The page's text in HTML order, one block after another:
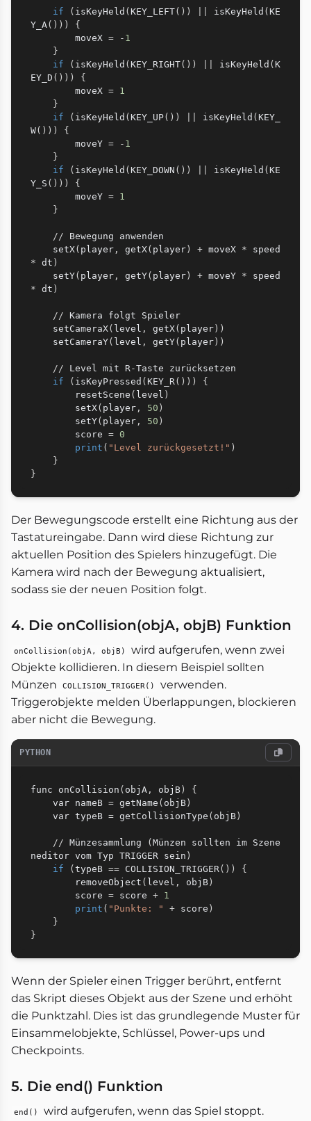
if ( isKeyHeld ( KEY_LEFT( ) ) isKeyHeld ( KE
Y_A( ) ) )
{
        moveX
= - 1
}
if
( isKeyHeld ( KEY_RIGHT( ) ) isKeyHeld ( K
EY_D ( ) ) )
{
        moveX
= 1
}
if
( isKeyHeld ( KEY_UP( ) ) isKeyHeld ( KEY_
W( ) ) )
{
        moveY
= - 1
}
if
( isKeyHeld ( KEY_DOWN ( ) ) isKeyHeld ( KE
Y_S ( ) ) )
{
        moveY
= 1
}
// Bewegung anwenden
    setX
( player , getX( player ) + moveX *
* dt )
    setY
( player , getY( player ) + moveY *
* dt )
// Kamera folgt Spieler
    setCameraX
( level , getX( player ) )
    setCameraY
( level , getY( player ) )
// Level mit R-Taste zurücksetzen
if
( isKeyPressed ( KEY_R( ) ) )
{
        resetScene
( level )
        setX
( player , 50 )
        setY
( player , 50 )
        score
= 0
print ( "Level zurückgesetzt!" )
}
}
Der Bewegungscode erstellt eine Richtung aus der
Tastatureingabe. Dann wird diese Richtung zur
aktuellen Position des Spielers hinzugefügt. Die
Kamera wird nach der Bewegung aktualisiert,
sodass sie der neuen Position folgt.
4. Die onCollision(objA, objB) Funktion
onCollision(objA, objB)
wird aufgerufen, wenn zwei
Objekte kollidieren. In diesem Beispiel sollten
Münzen
COLLISION_TRIGGER()
verwenden.
Triggerobjekte melden Überlappungen, blockieren
aber nicht die Bewegung.
PYTHON
func onCollision ( objA , objB )
{
    var nameB
= getName ( objB )
    var typeB
= getCollisionType ( objB )
// Münzesammlung ( Münzen sollten im Szene
neditor vom Typ TRIGGER sein )
if
( typeB == COLLISION_TRIGGER( ) )
{
        removeObject
( level , objB )
        score
= score + 1
print ( "Punkte: " + score )
}
}
Wenn der Spieler einen Trigger berührt, entfernt
das Skript dieses Objekt aus der Szene und erhöht
die Punktzahl. Dies ist das grundlegende Muster für
Einsammelobjekte, Schlüssel, Power-ups und
Checkpoints.
5. Die end() Funktion
end()
wird aufgerufen, wenn das Spiel stoppt.